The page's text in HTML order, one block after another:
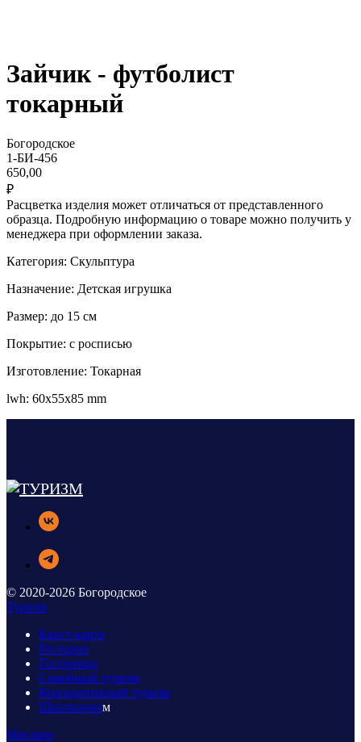
Зайчик - футболист
токарный
Богородское
1-БИ-456
650,00
₽
Расцветка изделия может отличаться от представленного
образца. Подробную информацию о товаре можно получить у
менеджера при оформлении заказа.
Категория: Скульптура
Назначение: Детская игрушка
Размер: до 15 см
Покрытие: с росписью
Изготовление: Токарная
lwh: 60x55x85 mm
© 2020-2026 Богородское
Туризм
Квест-карта
Ресторан
Гостиница
Семейный туризм
Корпоративный туризм
Школьникам
Магазин